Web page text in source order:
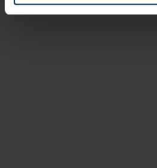
widerrufen.